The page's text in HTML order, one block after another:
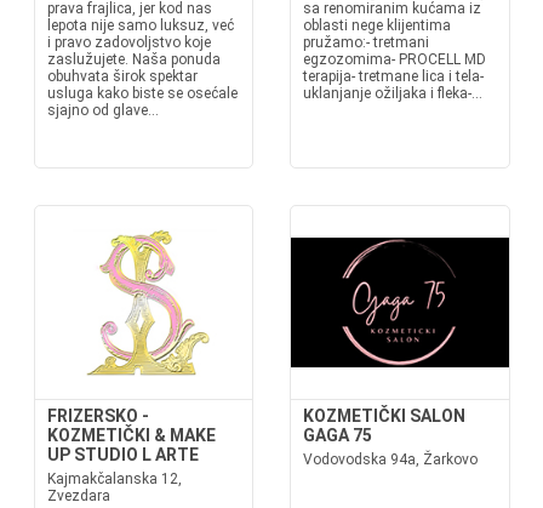
prava frajlica, jer kod nas
lepota nije samo luksuz, već
i pravo zadovoljstvo koje
zaslužujete. Naša ponuda
obuhvata širok spektar
usluga kako biste se osećale
sjajno od glave...
sa renomiranim kućama iz
oblasti nege klijentima
pružamo:- tretmani
egzozomima- PROCELL MD
terapija- tretmane lica i tela-
uklanjanje ožiljaka i fleka-...
FRIZERSKO -
KOZMETIČKI & MAKE
UP STUDIO L ARTE
Kajmakčalanska 12,
Zvezdara
KOZMETIČKI SALON
GAGA 75
Vodovodska 94a, Žarkovo